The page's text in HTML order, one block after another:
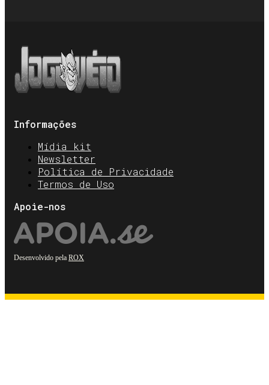
Informações
Mídia kit
Newsletter
Política de Privacidade
Termos de Uso
Apoie-nos
Desenvolvido pela ROX